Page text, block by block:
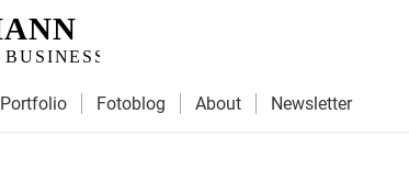
Portfolio Fotoblog About Newsletter